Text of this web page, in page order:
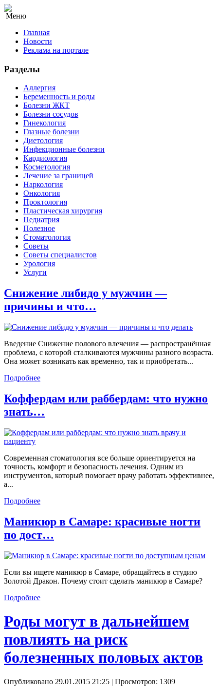
Меню
Главная
Новости
Реклама на портале
Разделы
Аллергия
Беременность и роды
Болезни ЖКТ
Болезни сосудов
Гинекология
Глазные болезни
Диетология
Инфекционные болезни
Кардиология
Косметология
Лечение за границей
Наркология
Онкология
Проктология
Пластическая хирургия
Педиатрия
Полезное
Стоматология
Советы
Советы специалистов
Урология
Услуги
Снижение либидо у мужчин —
причины и что…
Введение Снижение полового влечения — распространённая
проблема, с которой сталкиваются мужчины разного возраста.
Она может возникать как временно, так и приобретать...
Подробнее
Коффердам или раббердам: что нужно
знать…
Современная стоматология все больше ориентируется на
точность, комфорт и безопасность лечения. Одним из
инструментов, который помогает врачу работать эффективнее,
а...
Подробнее
Маникюр в Самаре: красивые ногти
по дост…
Если вы ищете маникюр в Самаре, обращайтесь в студию
Золотой Дракон. Почему стоит сделать маникюр в Самаре?
Подробнее
Роды могут в дальнейшем
повлиять на риск
болезненных половых актов
Опубликовано 29.01.2015 21:25 | Просмотров: 1309